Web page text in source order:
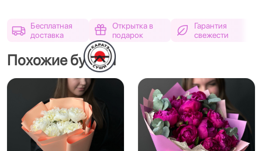
Бесплатная
доставка
Открытка в
подарок
Гарантия
свежести
Похожие букеты